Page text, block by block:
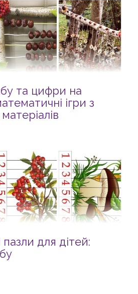
та цифри на
ігри з
для дітей: